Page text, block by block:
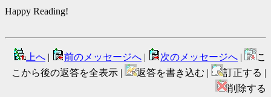
Happy Reading!
上へ | 前のメッセージへ | 次のメッセージへ |
こ
こから後の返答を全表示 |
返答を書き込む |
訂正する |
削除する